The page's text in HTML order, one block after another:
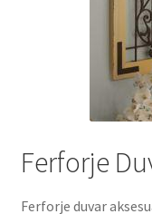
Ferforje
Ferforje duvar